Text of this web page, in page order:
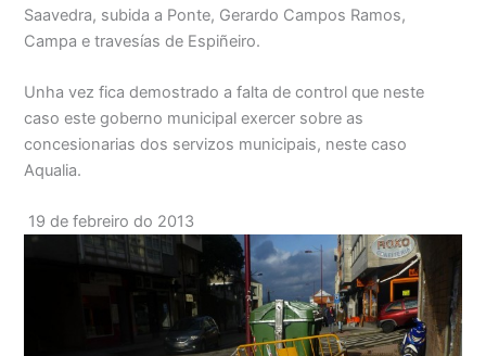
Saavedra, subida a Ponte, Gerardo Campos Ramos,
Campa e travesías de Espiñeiro.
Unha vez fica demostrado a falta de control que neste
caso este goberno municipal exercer sobre as
concesionarias dos servizos municipais, neste caso
Aqualia.
19 de febreiro do 2013